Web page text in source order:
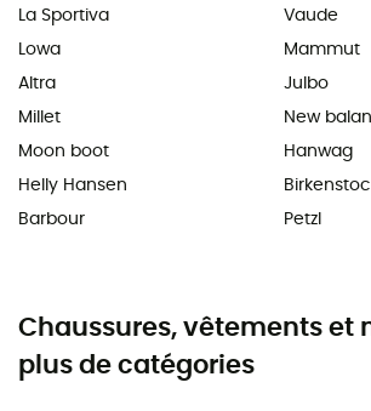
La Sportiva
Lowa
Altra
Millet
Moon boot
Helly Hansen
Barbour
Vaude
Mammut
Julbo
New
Hanwag
Petzl
Chaussures, vêtements et
plus de catégories